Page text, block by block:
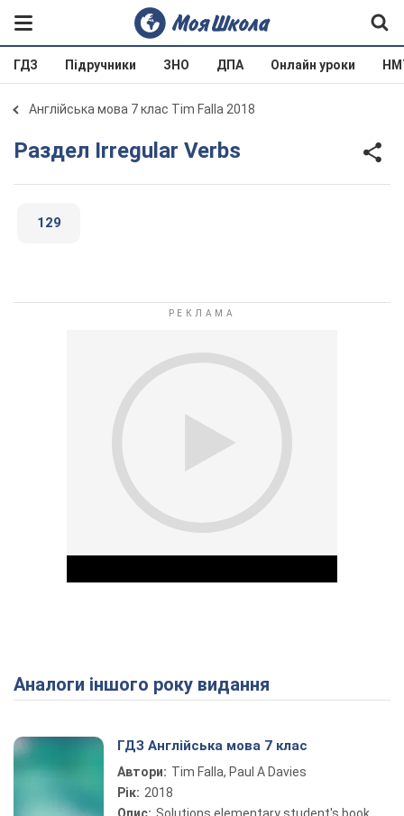
ГДЗ Підручники ЗНО ДПА Онлайн уроки
Англійська мова 7 клас Tim Falla 2018
Раздел Irregular Verbs
129
Play Video
Аналоги іншого року видання
ГДЗ Англійська мова 7 клас
Автори: Tim Falla, Paul A Davies
Рік: 2018